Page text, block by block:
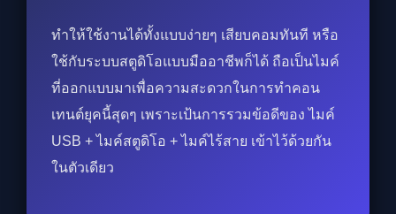
ทำให้ใช้งานได้ทั้งแบบง่ายๆ เสียบคอมทันที หรือ
ใช้กับระบบสตูดิโอแบบมืออาชีพก็ได้ ถือเป็นไมค์
ที่ออกแบบมาเพื่อความสะดวกในการทำคอน
เทนต์ยุคนี้สุดๆ เพราะเป้นการรวมข้อดีของ ไมค์
USB + ไมค์สตูดิโอ + ไมค์ไร้สาย เข้าไว้ด้วยกัน
ในตัวเดียว